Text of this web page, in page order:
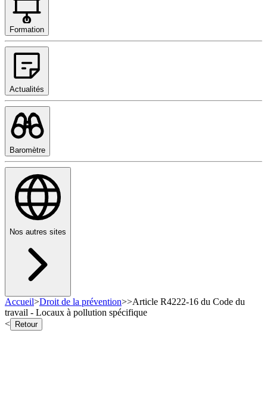
Formation
Actualités
Baromètre
Nos autres sites
Accueil>Droit de la prévention>>Article R4222-16 du Code du
travail - Locaux à pollution spécifique
<
Retour